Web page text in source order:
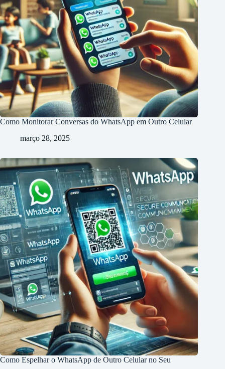
Como Monitorar Conversas do WhatsApp em Outro Celular
março 28, 2025
Como Espelhar o WhatsApp de Outro Celular no Seu